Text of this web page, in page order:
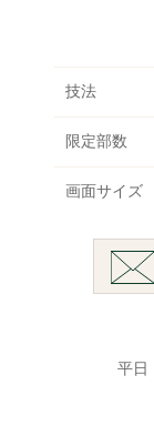
技法
限定部数
画面サイズ
平日